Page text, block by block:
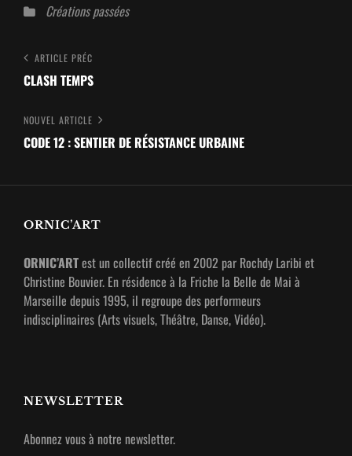
CatégoriesCréations passées
Navigation
de
Article
Précédent
ARTICLE PRÉC
CLASH TEMPS
Nouvel
article
NOUVEL ARTICLE
CODE 12 : SENTIER DE RÉSISTANCE URBAINE
ORNIC’ART
ORNIC’ARTest un collectif créé en 2002 par Rochdy Laribi et
Christine Bouvier. En résidence à la Friche la Belle de Mai à
Marseille depuis 1995, il regroupe des performeurs
indisciplinaires (Arts visuels, Théâtre, Danse, Vidéo).
NEWSLETTER
Abonnez vous à notre newsletter.